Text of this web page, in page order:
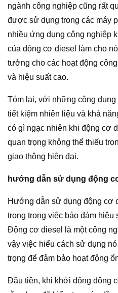
ngành công nghiệp cũng rất
được sử dụng trong các máy
nhiều ứng dụng công nghiệp
của động cơ diesel làm cho
tưởng cho các hoạt động
và hiệu suất cao.
Tóm lại, với những công
tiết kiệm nhiên liệu và khả
có gì ngạc nhiên khi động cơ
quan trọng không thể thiếu
giao thông hiện đại.
hướng dẫn sử dụng động
Hướng dẫn sử dụng động cơ
trọng trong việc bảo đảm hiệu
Động cơ diesel là một công
vậy việc hiểu cách sử dụng
trọng để đảm bảo hoạt động
Đầu tiên, khi khởi động động